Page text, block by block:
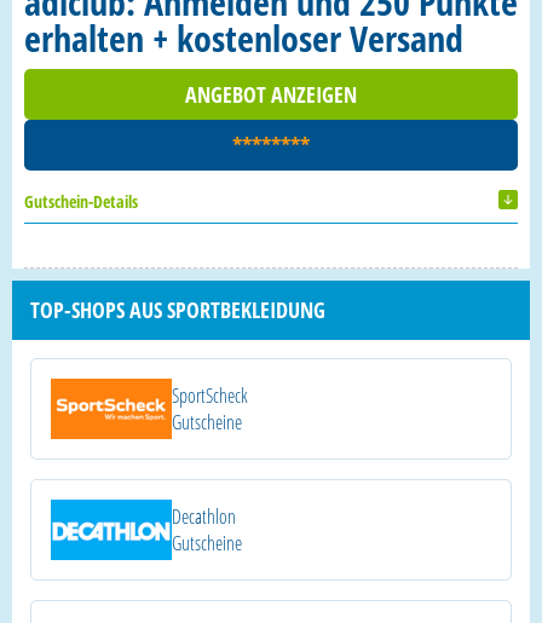
erhalten + kostenloser Versand
ANGEBOT ANZEIGEN
********
Gutschein-Details
TOP-SHOPS AUS SPORTBEKLEIDUNG
SportScheck
Gutscheine
Decathlon
Gutscheine